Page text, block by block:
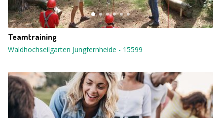
Teamtraining
Waldhochseilgarten Jungfernheide - 15599